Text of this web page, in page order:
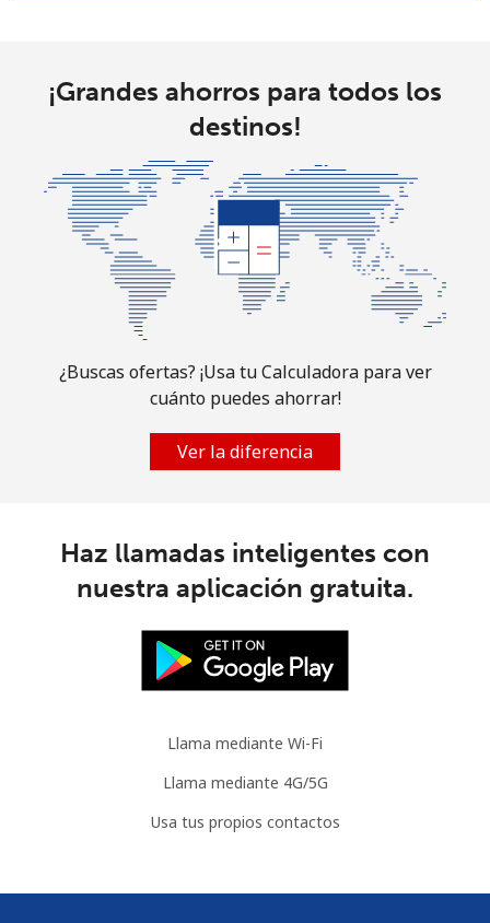
¡Grandes ahorros para todos los
destinos!
¿Buscas ofertas? ¡Usa tu Calculadora para ver
cuánto puedes ahorrar!
Ver la diferencia
Haz llamadas inteligentes con
nuestra aplicación gratuita.
Llama mediante Wi-Fi
Llama mediante 4G/5G
Usa tus propios contactos